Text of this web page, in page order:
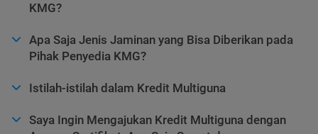
KMG?
Apa Saja Jenis Jaminan yang Bisa Diberikan pada
Pihak Penyedia KMG?
Istilah-istilah dalam Kredit Multiguna
Saya Ingin Mengajukan Kredit Multiguna dengan